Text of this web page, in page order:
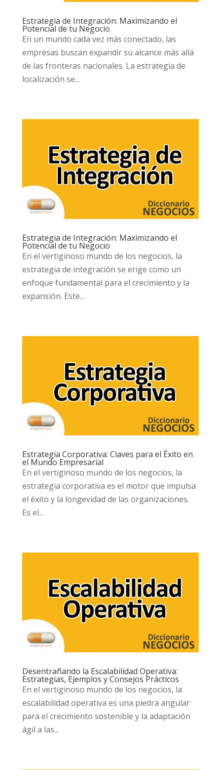
Estrategia de Integración: Maximizando el
Potencial de tu Negocio
En un mundo cada vez más conectado, las
empresas buscan expandir su alcance más allá
de las fronteras nacionales. La estrategia de
localización se...
Estrategia de Integración: Maximizando el
Potencial de tu Negocio
En el vertiginoso mundo de los negocios, la
estrategia de integración se erige como un
enfoque fundamental para el crecimiento y la
expansión. Este...
Estrategia Corporativa: Claves para el Éxito en
el Mundo Empresarial
En el vertiginoso mundo de los negocios, la
estrategia corporativa es el motor que impulsa
el éxito y la longevidad de las organizaciones.
Es el...
Desentrañando la Escalabilidad Operativa:
Estrategias, Ejemplos y Consejos Prácticos
En el vertiginoso mundo de los negocios, la
escalabilidad operativa es una piedra angular
para el crecimiento sostenible y la adaptación
ágil a las...